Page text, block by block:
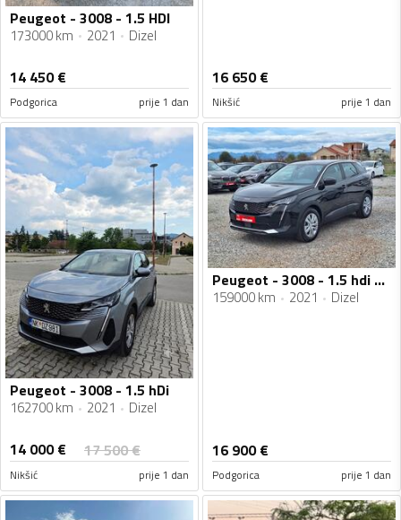
Peugeot - 3008 - 1.5 HDI
173000 km 2021 Dizel
14 450€
Podgorica prije 1 dan
16 650€
Nikšić prije 1 dan
Peugeot - 3008 - 1.5 hDi
162700 km 2021 Dizel
14 000€ 17 500€
Nikšić prije 1 dan
Peugeot - 3008 - 1.5 hdi automatik
159000 km 2021 Dizel
16 900€
Podgorica prije 1 dan